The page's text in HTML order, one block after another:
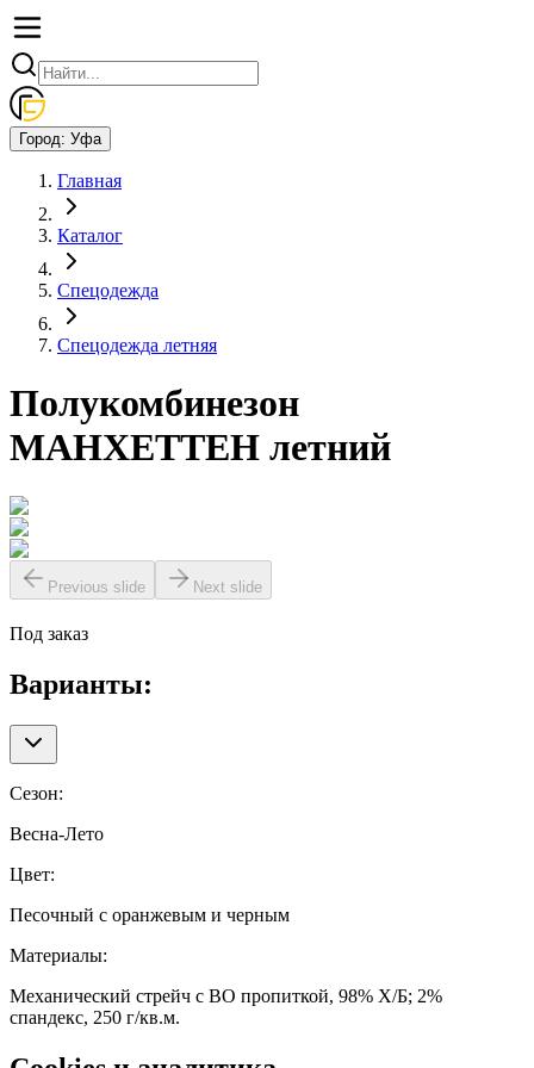
Город: Уфа
Главная
Каталог
Спецодежда
Спецодежда летняя
Полукомбинезон
МАНХЕТТЕН летний
Previous slide Next slide
Под заказ
Варианты:
Сезон:
Весна-Лето
Цвет:
Песочный с оранжевым и черным
Материалы:
Механический стрейч с ВО пропиткой, 98% Х/Б; 2%
спандекс, 250 г/кв.м.